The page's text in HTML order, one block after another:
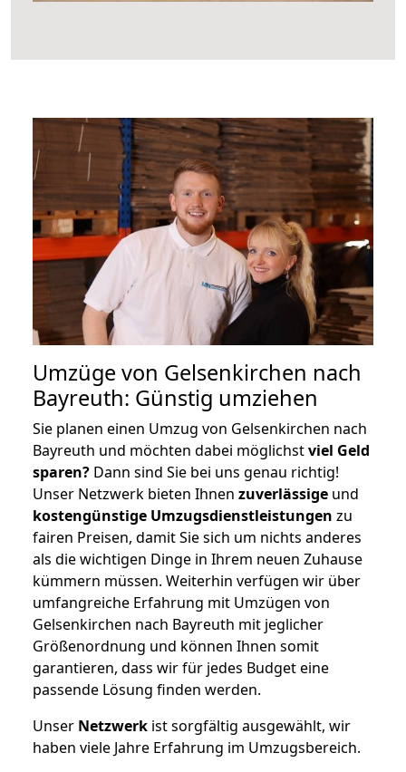
Umzüge von Gelsenkirchen nach
Bayreuth: Günstig umziehen
Sie planen einen Umzug von Gelsenkirchen nach
Bayreuth und möchten dabei möglichstviel Geld
sparen? Dann sind Sie bei uns genau richtig!
Unser Netzwerk bieten Ihnen zuverlässige und
kostengünstige Umzugsdienstleistungen zu
fairen Preisen, damit Sie sich um nichts anderes
als die wichtigen Dinge in Ihrem neuen Zuhause
kümmern müssen. Weiterhin verfügen wir über
umfangreiche Erfahrung mit Umzügen von
Gelsenkirchen nach Bayreuth mit jeglicher
Größenordnung und können Ihnen somit
garantieren, dass wir für jedes Budget eine
passende Lösung finden werden.
Unser Netzwerk ist sorgfältig ausgewählt, wir
haben viele Jahre Erfahrung im Umzugsbereich.